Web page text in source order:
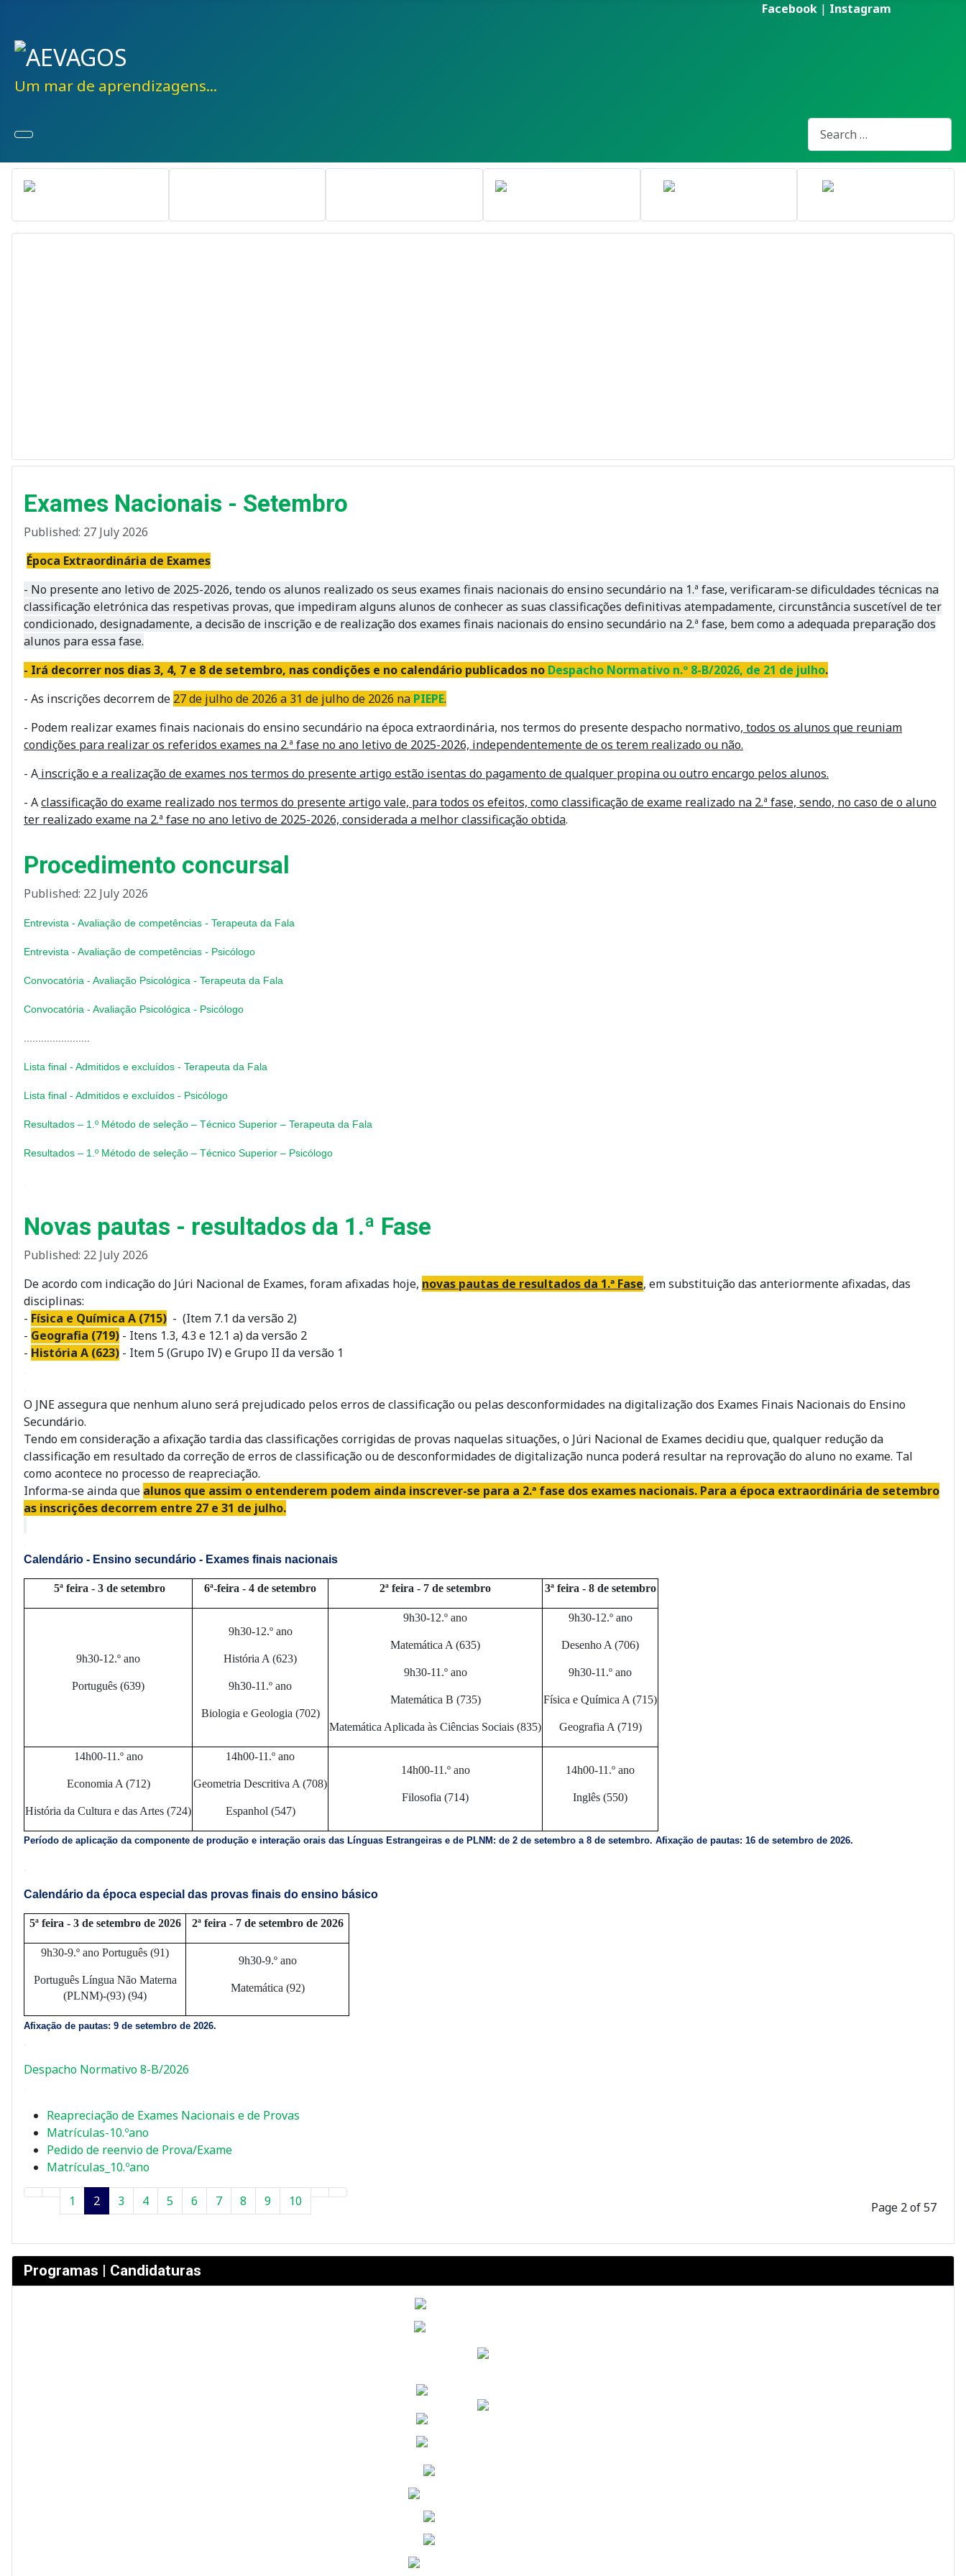
Facebook | Instagram
Um mar de aprendizagens...
Pesquisa
Type 2 or more characters
Exames Nacionais - Setembro
Published: 27 July 2026
Época Extraordinária de Exames
- No presente ano letivo de 2025-2026, tendo os alunos realizado os seus exames finais nacionais do ensino secundário na 1.ª fase, verificaram-se dificuldades técnicas na
classificação eletrónica das respetivas provas, que impediram alguns alunos de conhecer as suas classificações definitivas atempadamente, circunstância suscetível de ter
condicionado, designadamente, a decisão de inscrição e de realização dos exames finais nacionais do ensino secundário na 2.ª fase, bem como a adequada preparação dos
alunos para essa fase.
- Irá decorrer nos dias 3, 4, 7 e 8 de setembro, nas condições e no calendário publicados no Despacho Normativo n.º 8-B/2026, de 21 de julho.
- As inscrições decorrem de 27 de julho de 2026 a 31 de julho de 2026 na PIEPE.
- Podem realizar exames finais nacionais do ensino secundário na época extraordinária, nos termos do presente despacho normativo, todos os alunos que reuniam
condições para realizar os referidos exames na 2.ª fase no ano letivo de 2025-2026, independentemente de os terem realizado ou não.
- A inscrição e a realização de exames nos termos do presente artigo estão isentas do pagamento de qualquer propina ou outro encargo pelos alunos.
- Aclassificação do exame realizado nos termos do presente artigo vale, para todos os efeitos, como classificação de exame realizado na 2.ª fase, sendo, no caso de o aluno
ter realizado exame na 2.ª fase no ano letivo de 2025-2026, considerada a melhor classificação obtida.
Procedimento concursal
Published: 22 July 2026
Entrevista - Avaliação de competências - Terapeuta da Fala
Entrevista - Avaliação de competências - Psicólogo
Convocatória - Avaliação Psicológica - Terapeuta da Fala
Convocatória - Avaliação Psicológica - Psicólogo
Lista final - Admitidos e excluídos - Terapeuta da Fala
Lista final - Admitidos e excluídos - Psicólogo
Resultados – 1.º Método de seleção – Técnico Superior – Terapeuta da Fala
Resultados – 1.º Método de seleção – Técnico Superior – Psicólogo
Novas pautas - resultados da 1.ª Fase
Published: 22 July 2026
De acordo com indicação do Júri Nacional de Exames, foram afixadas hoje, novas pautas de resultados da 1.ª Fase, em substituição das anteriormente afixadas, das
disciplinas:
- Física e Química A (715) - (Item 7.1 da versão 2)
- Geografia (719) - Itens 1.3, 4.3 e 12.1 a) da versão 2
- História A (623) - Item 5 (Grupo IV) e Grupo II da versão 1
O JNE assegura que nenhum aluno será prejudicado pelos erros de classificação ou pelas desconformidades na digitalização dos Exames Finais Nacionais do Ensino
Secundário.
Tendo em consideração a afixação tardia das classificações corrigidas de provas naquelas situações, o Júri Nacional de Exames decidiu que, qualquer redução da
classificação em resultado da correção de erros de classificação ou de desconformidades de digitalização nunca poderá resultar na reprovação do aluno no exame. Tal
como acontece no processo de reapreciação.
Informa-se ainda que alunos que assim o entenderem podem ainda inscrever-se para a 2.ª fase dos exames nacionais. Para a época extraordinária de setembro
as inscrições decorrem entre 27 e 31 de julho.
Calendário - Ensino secundário - Exames finais nacionais
5ª feira - 3 de setembro 6ª-feira - 4 de setembro 2ª feira - 7 de setembro 3ª feira - 8 de setembro
9h30-12.º ano
Português (639)
9h30-12.º ano
História A (623)
9h30-11.º ano
Biologia e Geologia (702)
9h30-12.º ano
Matemática A (635)
9h30-11.º ano
Matemática B (735)
Matemática Aplicada às Ciências Sociais (835)
9h30-12.º ano
Desenho A (706)
9h30-11.º ano
Física e Química A (715)
Geografia A (719)
14h00-11.º ano
Economia A (712)
História da Cultura e das Artes (724)
14h00-11.º ano
Geometria Descritiva A (708)
Espanhol (547)
14h00-11.º ano
Filosofia (714)
14h00-11.º ano
Inglês (550)
Período de aplicação da componente de produção e interação orais das Línguas Estrangeiras e de PLNM: de 2 de setembro a 8 de setembro. Afixação de pautas: 16 de setembro de 2026.
Calendário da época especial das provas finais do ensino básico
5ª feira - 3 de setembro de 2026 2ª feira - 7 de setembro de 2026
9h30-9.º ano Português (91)
Português Língua Não Materna
(PLNM)-(93) (94)
9h30-9.º ano
Matemática (92)
Afixação de pautas: 9 de setembro de 2026.
Despacho Normativo 8-B/2026
Reapreciação de Exames Nacionais e de Provas
Matrículas-10.ºano
Pedido de reenvio de Prova/Exame
Matrículas_10.ºano
Page 2 of 57
1 2 3 4 5 6 7 8 9 10
Programas | Candidaturas